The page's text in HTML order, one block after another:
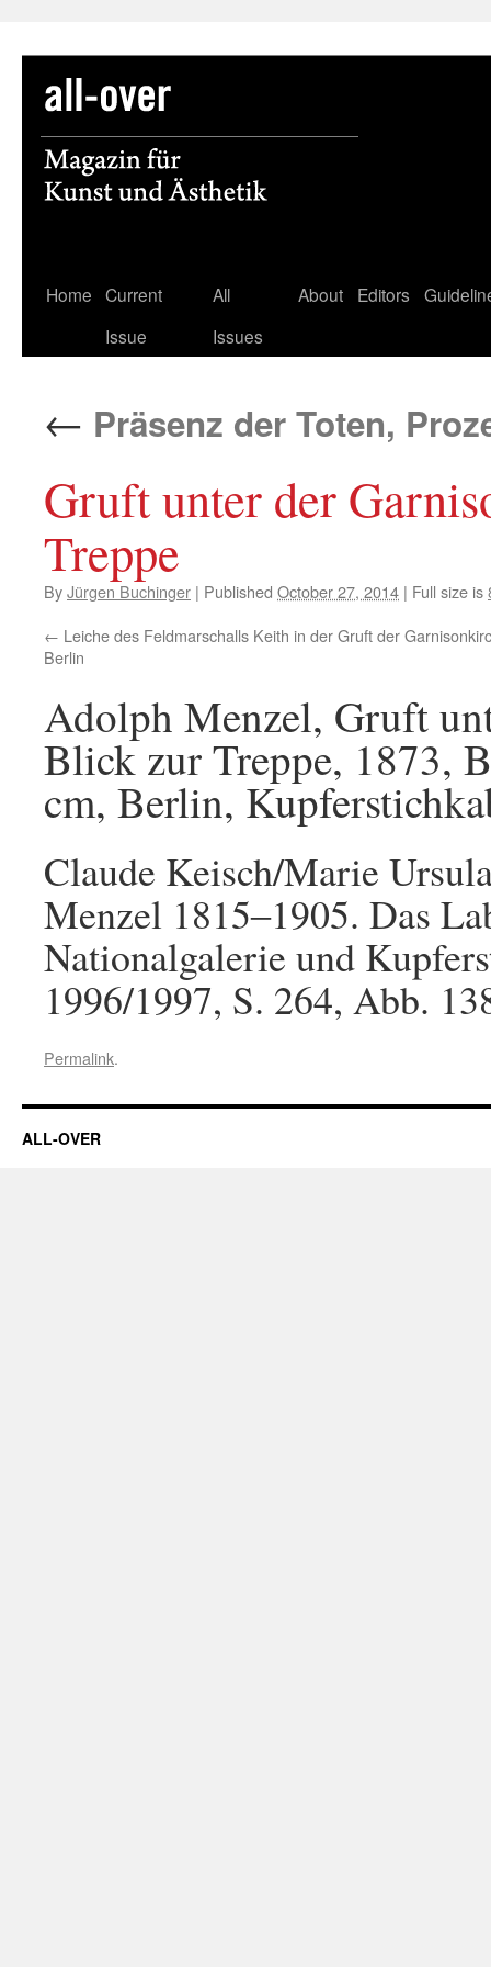
Skip
Home Current
Issue
All
Issues
About Editors
← Präsenz der Toten,
Gruft unter der
Treppe
ByJürgen Buchinger | Published October 27, 2014 | Full size is
Leiche des Feldmarschalls Keith in der Gruft der
Berlin
Adolph Menzel, Gruft
Blick zur Treppe, 1873,
cm, Berlin,
Claude Keisch/Marie
Menzel 1815‒1905. Das
Nationalgalerie und
1996/1997, S. 264, Abb.
Permalink.
ALL-OVER